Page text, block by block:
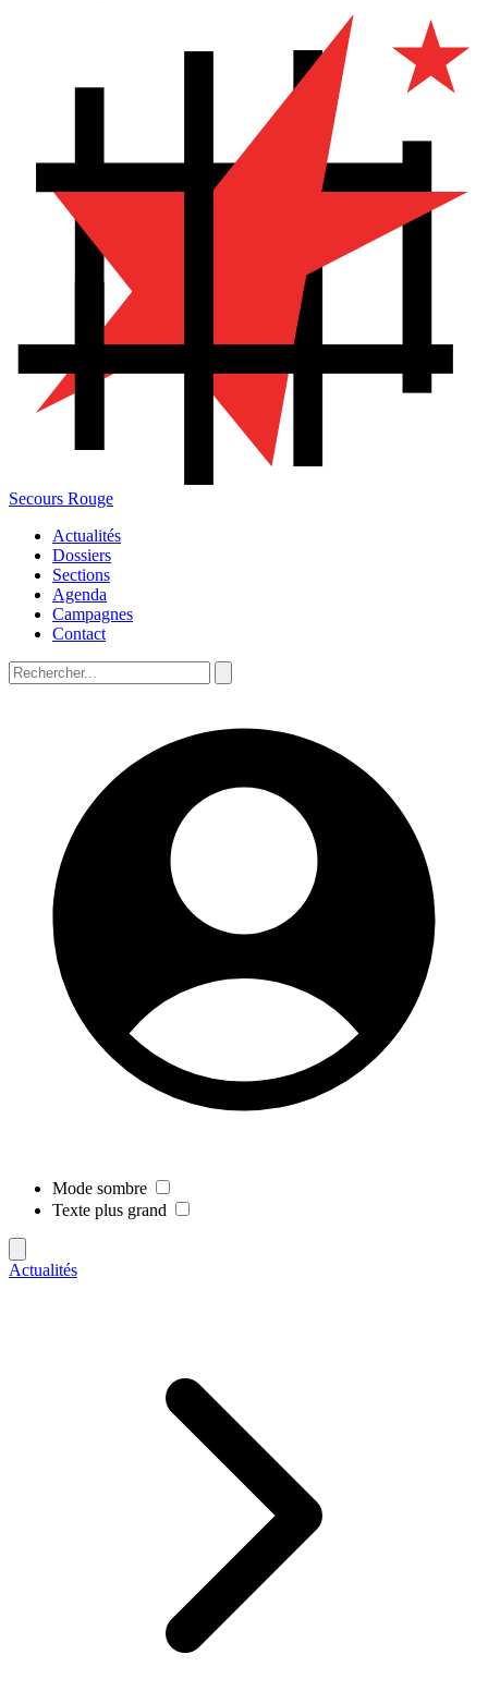
Secours Rouge
Actualités
Dossiers
Sections
Agenda
Campagnes
Contact
Mode sombre
Texte plus grand
Actualités